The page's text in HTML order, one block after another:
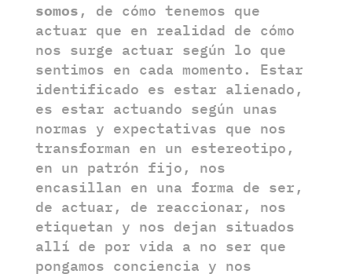
somos , de cómo tenemos que
actuar que en realidad de cómo
nos surge actuar según lo que
sentimos en cada momento. Estar
identificado es estar alienado,
es estar actuando según unas
normas y expectativas que nos
transforman en un estereotipo,
en un patrón fijo, nos
encasillan en una forma de ser,
de actuar, de reaccionar, nos
etiquetan y nos dejan situados
allí de por vida a no ser que
pongamos conciencia y nos